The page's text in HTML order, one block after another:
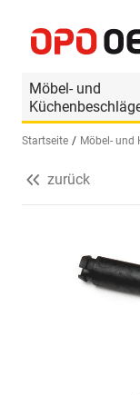
Möbel- und
Sprache wählen
Startseite Möbel- und
zurück